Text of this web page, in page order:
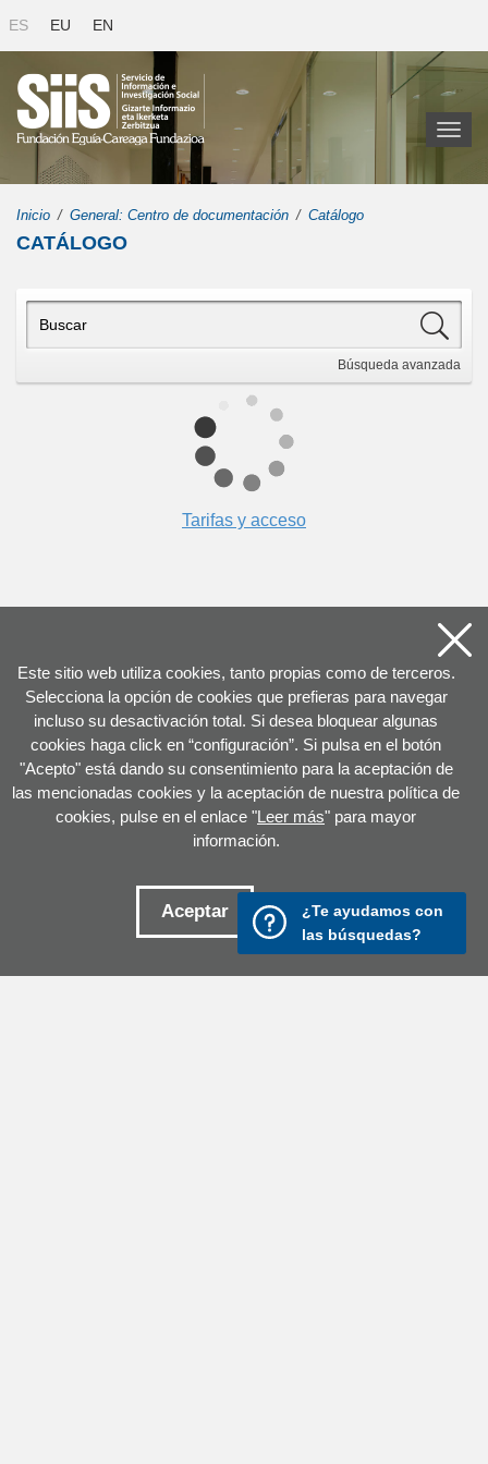
Este sitio web utiliza cookies, tanto propias como de terceros.
Selecciona la opción de cookies que prefieras para navegar
incluso su desactivación total. Si desea bloquear algunas
cookies haga click en “configuración”. Si pulsa en el botón
"Acepto" está dando su consentimiento para la aceptación de
las mencionadas cookies y la aceptación de nuestra política de
cookies, pulse en el enlace "Leer más" para mayor
información.
Aceptar Configurar
ES EU EN
Toggle
Búsqueda avanzada
¿Te ayudamos con
las búsquedas?
Inicio General: Centro de documentación Catálogo
CATÁLOGO
Tarifas y acceso
CONTACTO VER UBICACIÓN
943 423 656
Ir a la cuenta de Twitter
Ir a la página de Flickr